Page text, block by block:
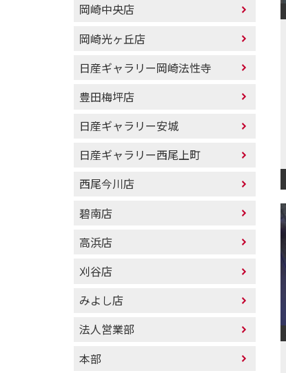
岡崎中央店
岡崎光ヶ丘店
日産ギャラリー岡崎法性寺
豊田梅坪店
日産ギャラリー安城
日産ギャラリー西尾上町
西尾今川店
碧南店
高浜店
刈谷店
みよし店
法人営業部
本部